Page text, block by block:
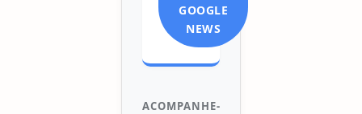
GOOGLE
NEWS
ACOMPANHE-